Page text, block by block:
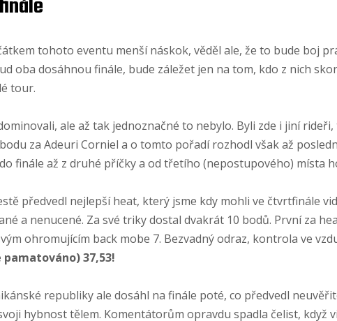
tohoto eventu menší náskok, věděl ale, že to bude boj
oba dosáhnou finále, bude záležet jen na tom, kdo z nich
tour.
ale až tak jednoznačné to nebylo. Byli zde i jiní
za Adeuri Corniel a o tomto pořadí rozhodl však až
finále až z druhé příčky a od třetího (nepostupového) místa
předvedl nejlepší heat, který jsme kdy mohli ve čtvrtfinále
a nenucené. Za své triky dostal dvakrát 10 bodů. První za
ohromujícím back mobe 7. Bezvadný odraz, kontrola ve
37,53!
republiky ale dosáhl na finále poté, co předvedl
hybnost tělem. Komentátorům opravdu spadla čelist, když